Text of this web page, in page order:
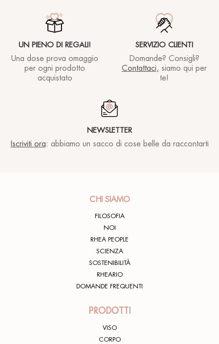
UN PIENO DI REGALI!
Una dose prova omaggio
per ogni prodotto
acquistato
SERVIZIO CLIENTI
Domande? Consigli?
Contattaci, siamo qui per
te!
NEWSLETTER
Iscriviti ora: abbiamo un sacco di cose belle da raccontarti
CHI SIAMO
FILOSOFIA
NOI
RHEA PEOPLE
SCIENZA
SOSTENIBILITÀ
RHEARIO
DOMANDE FREQUENTI
PRODOTTI
VISO
CORPO